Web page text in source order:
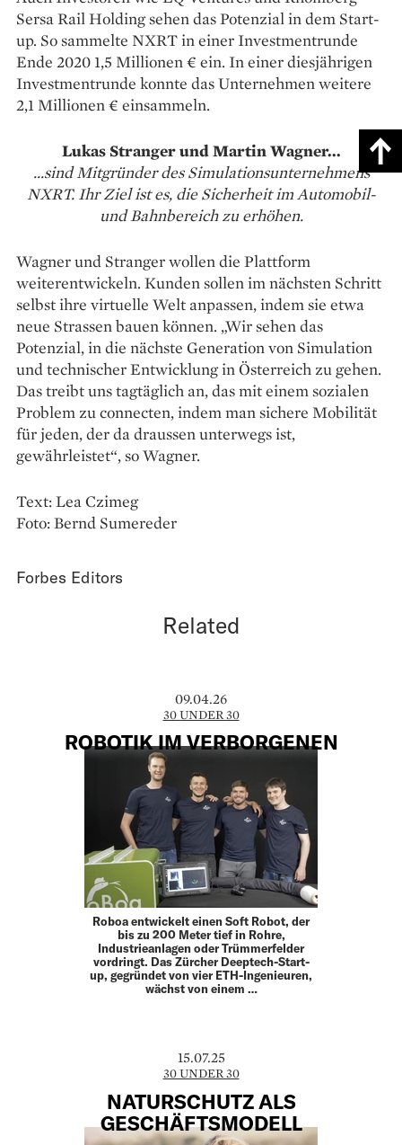
Sersa Rail Holding sehen das Potenzial in dem Start-
up. So sammelte NXRT in einer Investmentrunde
Ende 2020 1,5 Millionen € ein. In einer diesjährigen
Investmentrunde konnte das Unternehmen weitere
2,1 Millionen € einsammeln.
Lukas Stranger und Martin Wagner...
...sind Mitgründer des Simulations­unternehmens
NXRT. Ihr Ziel ist es, die Sicherheit im Automobil-
und Bahnbereich zu erhöhen.
Wagner und Stranger wollen die Plattform
weiterentwickeln. Kunden sollen im nächsten Schritt
selbst ihre virtuelle Welt anpassen, indem sie etwa
neue Strassen bauen können. „Wir sehen das
Potenzial, in die nächste Generation von Simulation
und technischer Entwicklung in Österreich zu gehen.
Das treibt uns tagtäglich an, das mit einem sozialen
Problem zu connecten, indem man sichere Mobilität
für jeden, der da draussen unterwegs ist,
gewährleistet“, so Wagner.
Text: Lea Czimeg
Foto: Bernd Sumereder
Forbes Editors
Related
09.04.26
30 UNDER 30
ROBOTIK IM VERBORGENEN
Roboa entwickelt einen Soft Robot, der
bis zu 200 Meter tief in Rohre,
Industrieanlagen oder Trümmerfelder
vordringt. Das Zürcher Deeptech-Start-
up, gegründet von vier ETH-­Ingenieuren,
wächst von einem …
15.07.25
30 UNDER 30
NATURSCHUTZ ALS
GESCHÄFTSMODELL